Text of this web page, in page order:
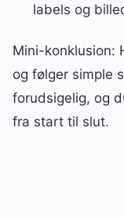
labels og
Mini-konklusion:
og følger simple
forudsigelig, og
fra start til slut.